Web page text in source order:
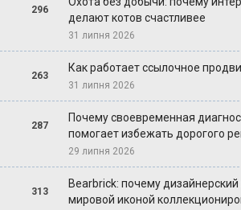
296
делают котов счастливее
31 липня 2026
263
Как работает ссылочное
31 липня 2026
287
Почему своевременная
помогает избежать дорогого
29 липня 2026
313
Bearbrick: почему
мировой иконой